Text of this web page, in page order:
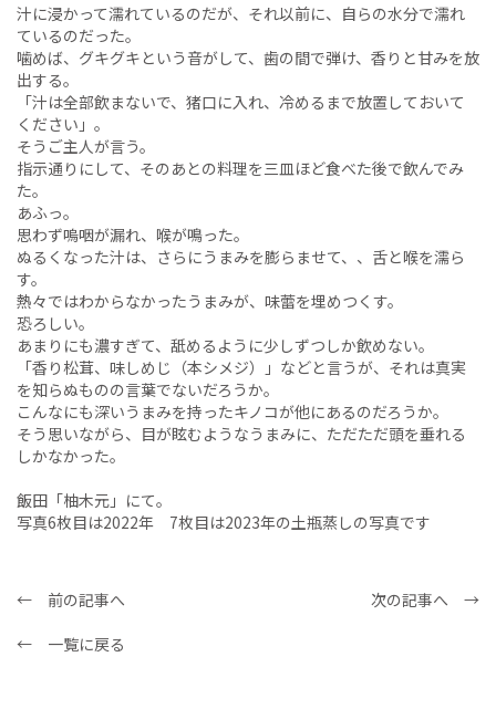
汁に浸かって濡れているのだが、それ以前に、自らの水分で濡れ
ているのだった。
噛めば、グキグキという音がして、歯の間で弾け、香りと甘みを放
出する。
「汁は全部飲まないで、猪口に入れ、冷めるまで放置しておいて
ください」。
そうご主人が言う。
指示通りにして、そのあとの料理を三皿ほど食べた後で飲んでみ
た。
あふっ。
思わず嗚咽が漏れ、喉が鳴った。
ぬるくなった汁は、さらにうまみを膨らませて、、舌と喉を濡ら
す。
熱々ではわからなかったうまみが、味蕾を埋めつくす。
恐ろしい。
あまりにも濃すぎて、舐めるように少しずつしか飲めない。
「香り松茸、味しめじ（本シメジ）」などと言うが、それは真実
を知らぬものの言葉でないだろうか。
こんなにも深いうまみを持ったキノコが他にあるのだろうか。
そう思いながら、目が眩むようなうまみに、ただただ頭を垂れる
しかなかった。
飯田「柚木元」にて。
写真6枚目は2022年 7枚目は2023年の土瓶蒸しの写真です
← 前の記事へ
次の記事へ →
← 一覧に戻る